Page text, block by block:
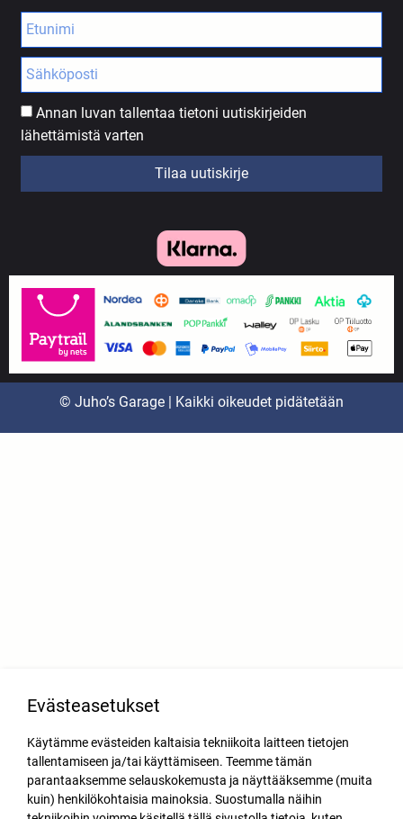
Annan luvan tallentaa tietoni uutiskirjeiden
lähettämistä varten
Tilaa uutiskirje
© Juho’s Garage | Kaikki oikeudet pidätetään
Evästeasetukset
Käytämme evästeiden kaltaisia tekniikoita laitteen tietojen
tallentamiseen ja/tai käyttämiseen. Teemme tämän
parantaaksemme selauskokemusta ja näyttääksemme (muita
kuin) henkilökohtaisia mainoksia. Suostumalla näihin